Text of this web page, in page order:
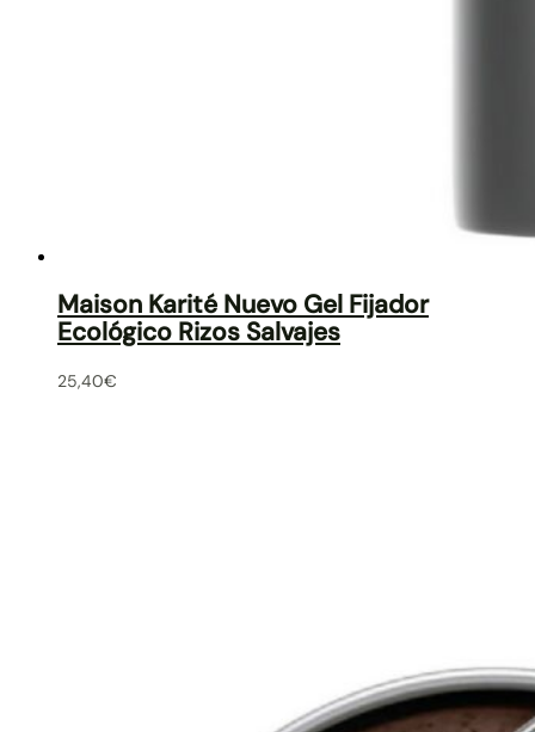
Maison Karité Nuevo Gel Fijador
Ecológico Rizos Salvajes
25,40€